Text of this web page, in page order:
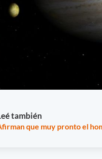
también
que muy pronto el